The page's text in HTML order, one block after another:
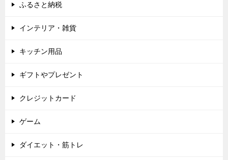
ふるさと納税
インテリア・雑貨
キッチン用品
ギフトやプレゼント
クレジットカード
ゲーム
ダイエット・筋トレ